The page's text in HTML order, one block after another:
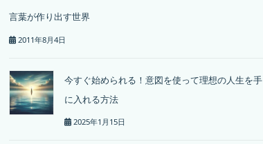
言葉が作り出す世界
2011年8月4日
今すぐ始められる！意図を使って理想の人生を手
に入れる方法
2025年1月15日